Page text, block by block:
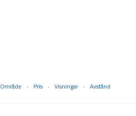
Område Pris Visningar Avstånd